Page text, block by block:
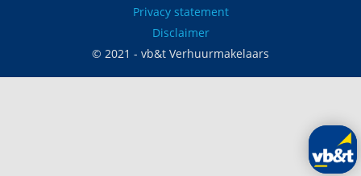
Privacy statement
Disclaimer
© 2021 - vb&t Verhuurmakelaars